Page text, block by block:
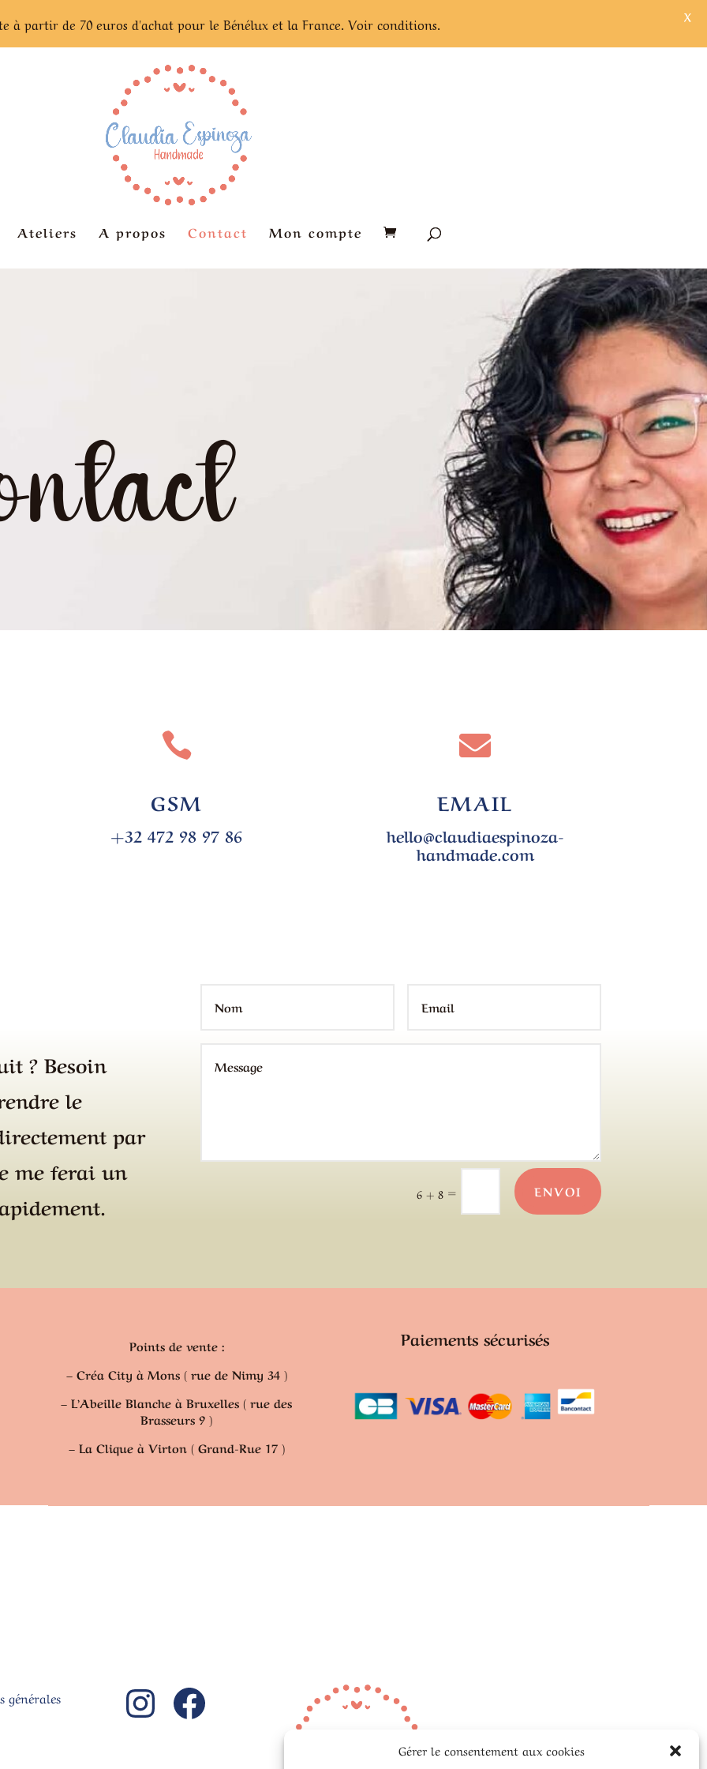
Gérer le consentement aux cookies
Ateliers A propos Contact Mon compte

GSM
+32 472 98 97 86

EMAIL
hello@claudiaespinoza-
handmade.com
? Besoin
le
par
me ferai un
6 + 8 = ENVOI
Points de vente :
– Créa City à Mons ( rue de Nimy 34 )
– L’Abeille Blanche à Bruxelles ( rue des
Brasseurs 9 )
– La Clique à Virton ( Grand-Rue 17 )
Paiements sécurisés
générales Instagram
Facebook
à partir de 70 euros d'achat pour le Bénélux et la France. Voir conditions. X